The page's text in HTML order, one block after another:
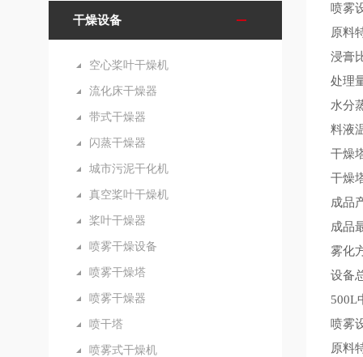
干燥设备
空心桨叶干燥机
流化床干燥器
带式干燥器
闪蒸干燥器
城市污泥干化机
真空桨叶干燥机
桨叶干燥器
喷雾干燥设备
喷雾干燥塔
喷雾干燥器
喷干塔
喷雾式干燥机
喷雾
原料
浸膏
处理
水分
料液
干燥
干燥
成品
成品
雾化
设备
500L
喷雾
原料